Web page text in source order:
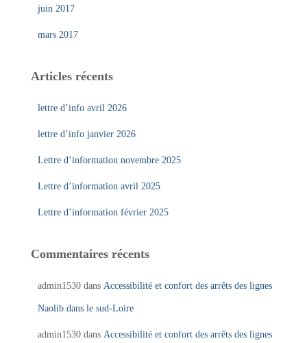
juin 2017
mars 2017
Articles récents
lettre d’info avril 2026
lettre d’info janvier 2026
Lettre d’information novembre 2025
Lettre d’information avril 2025
Lettre d’information février 2025
Commentaires récents
admin1530 dans Accessibilité et confort des arrêts des lignes
Naolib dans le sud-Loire
admin1530 dans Accessibilité et confort des arrêts des lignes